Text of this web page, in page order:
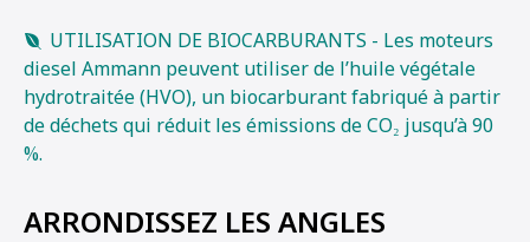
UTILISATION DE BIOCARBURANTS - Les moteurs
diesel Ammann peuvent utiliser de l’huile végétale
hydrotraitée (HVO), un biocarburant fabriqué à partir
de déchets qui réduit les émissions de CO₂ jusqu’à 90
%.
ARRONDISSEZ LES ANGLES